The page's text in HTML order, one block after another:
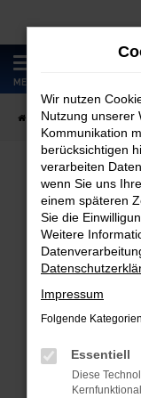
Zum
Hauptinhalt
springen
MENÜ
Startseite
Fehler:
Beim Laden
Hier sind ein
Wir nutzen
Nutzung unserer
Kommunikation
berücksichtigen
verarbeiten
wenn Sie uns
einem späteren
Sie die
Weitere
Impressum
Folgende
Essentiell
Diese